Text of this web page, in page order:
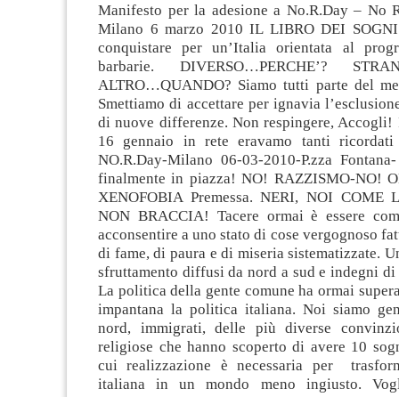
Manifesto per la adesione a No.R.Day – No
Milano 6 marzo 2010 IL LIBRO DEI
conquistare per un’Italia orientata al
barbarie. DIVERSO…PERCHE’?
ALTRO…QUANDO? Siamo tutti parte del
Smettiamo di accettare per ignavia
di nuove differenze. Non respingere,
16 gennaio in rete eravamo tanti
NO.R.Day-Milano 06-03-2010-P.zza
finalmente in piazza! NO! RAZZISMO-NO!
XENOFOBIA Premessa. NERI, NOI COME
NON BRACCIA! Tacere ormai è essere
acconsentire a uno stato di cose vergognoso
di fame, di paura e di miseria sistematizzate.
sfruttamento diffusi da nord a sud e indegni
La politica della gente comune ha ormai
impantana la politica italiana. Noi siamo
nord, immigrati, delle più diverse
religiose che hanno scoperto di avere 10
cui realizzazione è necessaria per
italiana in un mondo meno ingiusto.